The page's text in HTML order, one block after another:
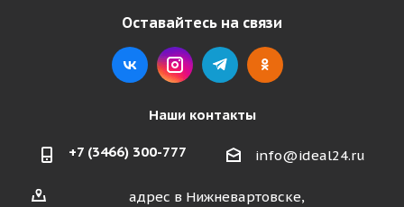
Оставайтесь на связи
Наши контакты
+7 (3466) 300-777 info@ideal24.ru
адрес в Нижневартовске,